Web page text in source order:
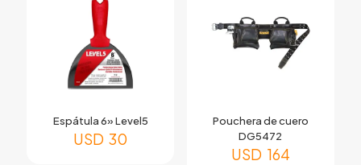
Espátula 6» Level5
USD 30
Pouchera de cuero
DG5472
USD 164